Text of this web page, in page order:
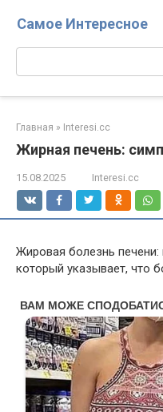
Самое Интересное
Поиск:
Главная » Interesi.cc
Жирная печень:
15.08.2025 Interesi.cc
Жировая болезнь печени:
который указывает, что